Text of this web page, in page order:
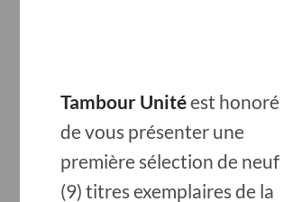
Tambour Unitéest honoré
de vous présenter une
première sélection de neuf
(9) titres exemplaires de la